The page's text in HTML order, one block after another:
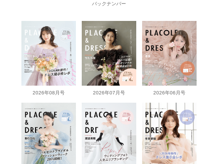
バックナンバー
2026年08月号 2026年07月号 2026年06月号